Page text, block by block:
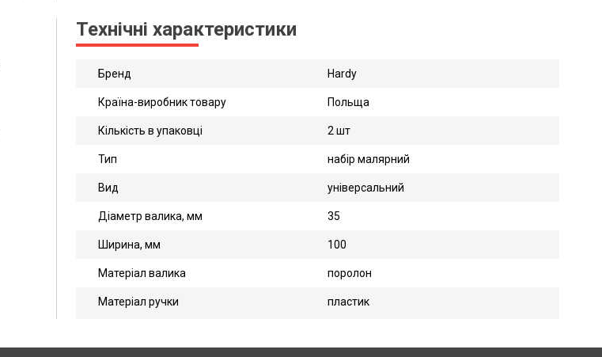
Технічні характеристики
Бренд Hardy
Країна-виробник товару Польща
Кількість в упаковці 2 шт
Тип набір малярний
Вид універсальний
Діаметр валика, мм 35
Ширина, мм 100
Матеріал валика поролон
Матеріал ручки пластик